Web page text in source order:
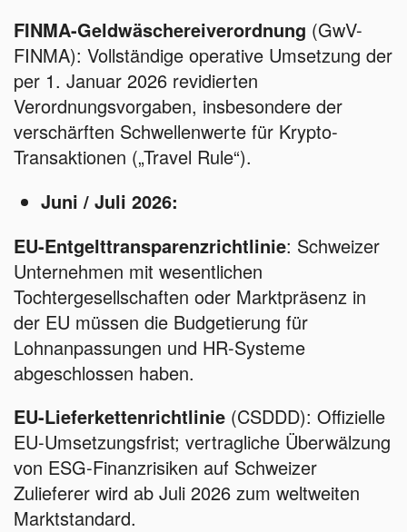
FINMA-Geldwäschereiverordnung (GwV-
FINMA): Vollständige operative Umsetzung der
per 1. Januar 2026 revidierten
Verordnungsvorgaben, insbesondere der
verschärften Schwellenwerte für Krypto-
Transaktionen („Travel Rule“).
Juni / Juli 2026:
EU-Entgelttransparenzrichtlinie: Schweizer
Unternehmen mit wesentlichen
Tochtergesellschaften oder Marktpräsenz in
der EU müssen die Budgetierung für
Lohnanpassungen und HR-Systeme
abgeschlossen haben.
EU-Lieferkettenrichtlinie (CSDDD): Offizielle
EU-Umsetzungsfrist; vertragliche Überwälzung
von ESG-Finanzrisiken auf Schweizer
Zulieferer wird ab Juli 2026 zum weltweiten
Marktstandard.